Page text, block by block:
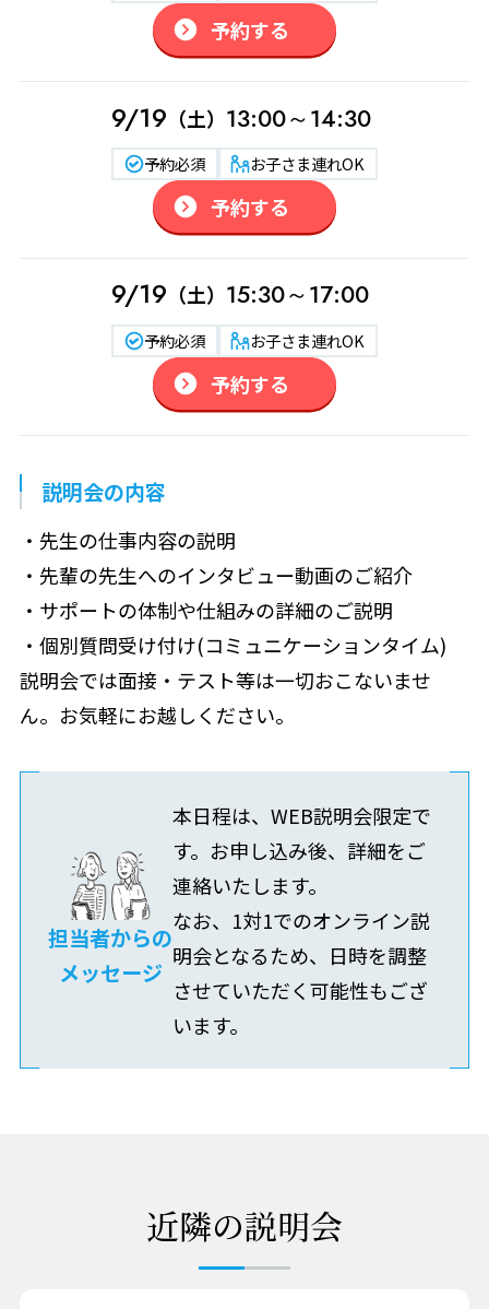
予約する
9/19 （土） 13:00～14:30
予約必須 お子さま連れOK
予約する
9/19 （土） 15:30～17:00
予約必須 お子さま連れOK
予約する
説明会の内容
・先生の仕事内容の説明
・先輩の先生へのインタビュー動画のご紹介
・サポートの体制や仕組みの詳細のご説明
・個別質問受け付け(コミュニケーションタイム)
説明会では面接・テスト等は一切おこないませ
ん。お気軽にお越しください。
担当者からの
メッセージ
本日程は、WEB説明会限定で
す。お申し込み後、詳細をご
連絡いたします。
なお、1対1でのオンライン説
明会となるため、日時を調整
させていただく可能性もござ
います。
近隣の説明会